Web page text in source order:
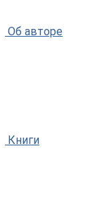
Об авторе
Книги